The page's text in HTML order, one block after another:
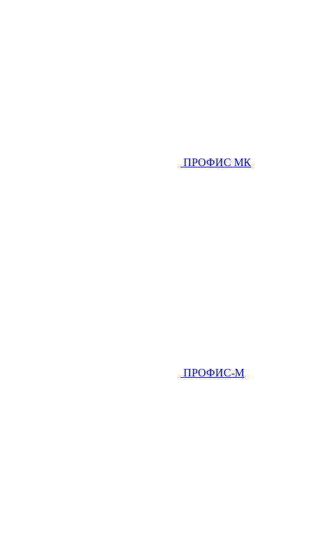
ПРОФИС МК
ПРОФИС-М